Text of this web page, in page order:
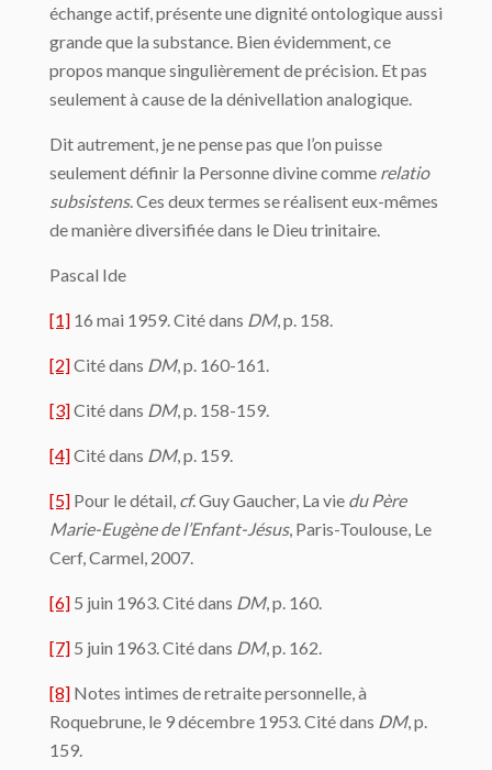
échange actif, présente une dignité ontologique aussi
grande que la substance. Bien évidemment, ce
propos manque singulièrement de précision. Et pas
seulement à cause de la dénivellation analogique.
Dit autrement, je ne pense pas que l’on puisse
seulement définir la Personne divine comme relatio
subsistens. Ces deux termes se réalisent eux-mêmes
de manière diversifiée dans le Dieu trinitaire.
Pascal Ide
[1] 16 mai 1959. Cité dans DM, p. 158.
[2]Cité dans DM, p. 160-161.
[3]Cité dans DM, p. 158-159.
[4]Cité dans DM, p. 159.
[5] Pour le détail, cf. Guy Gaucher, La vie du Père
Marie-Eugène de l’Enfant-Jésus, Paris-Toulouse, Le
Cerf, Carmel, 2007.
[6] 5 juin 1963. Cité dans DM, p. 160.
[7] 5 juin 1963. Cité dans DM, p. 162.
[8] Notes intimes de retraite personnelle, à
Roquebrune, le 9 décembre 1953. Cité dans DM, p.
159.